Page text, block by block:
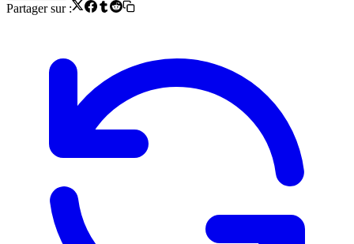
Partager sur :